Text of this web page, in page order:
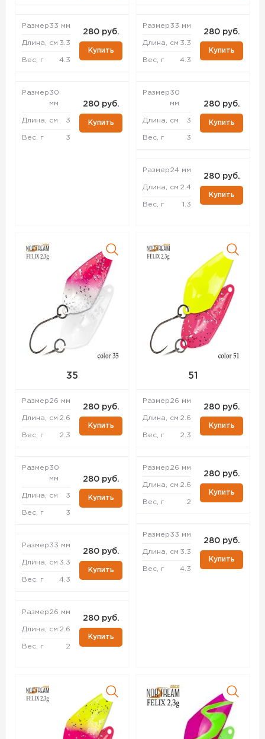
Размер33 мм
Длина, см 3.3
Вес, г 4.3
280 руб.
Купить
Размер30
мм
Длина, см 3
Вес, г 3
280 руб.
Купить
Размер33 мм
Длина, см 3.3
Вес, г 4.3
280 руб.
Купить
Размер30
мм
Длина, см 3
Вес, г 3
280 руб.
Купить
Размер24 мм
Длина, см 2.4
Вес, г 1.3
280 руб.
Купить
35
Размер26 мм
Длина, см 2.6
Вес, г 2.3
280 руб.
Купить
Размер30
мм
Длина, см 3
Вес, г 3
280 руб.
Купить
Размер33 мм
Длина, см 3.3
Вес, г 4.3
280 руб.
Купить
Размер26 мм
Длина, см 2.6
Вес, г 2
280 руб.
Купить
51
Размер26 мм
Длина, см 2.6
Вес, г 2.3
280 руб.
Купить
Размер26 мм
Длина, см 2.6
Вес, г 2
280 руб.
Купить
Размер33 мм
Длина, см 3.3
Вес, г 4.3
280 руб.
Купить